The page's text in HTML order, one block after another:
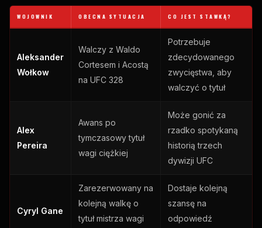
WOJOWNIK OBECNA SYTUACJA CO JEST STAWKĄ?
Aleksander
Wołkow
Walczy z Waldo
Cortesem i Acostą
na UFC 328
Potrzebuje
zdecydowanego
zwycięstwa, aby
walczyć o tytuł
Alex
Pereira
Awans po
tymczasowy tytuł
wagi ciężkiej
Może gonić za
rzadko spotykaną
historią trzech
dywizji UFC
Cyryl Gane
Zarezerwowany na
kolejną walkę o
tytuł mistrza wagi
Dostaje kolejną
szansę na
odpowiedź